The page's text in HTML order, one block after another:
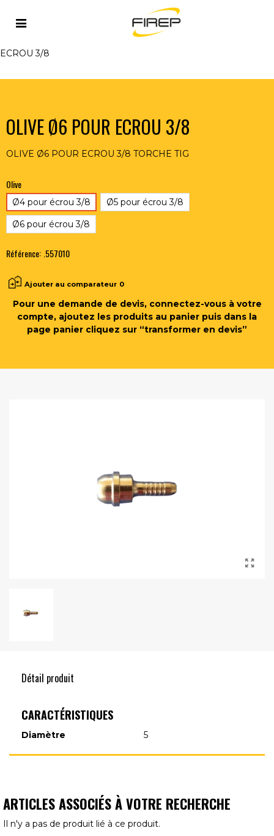
Accueil TORCHES TIG ET ACCESSOIRES
ACCESSOIRES POUR TORCHES TIG
ECROU 3/8
OLIVE Ø6 POUR ECROU 3/8
OLIVE Ø6 POUR ECROU 3/8 TORCHE TIG
Olive
Ø4 pour écrou 3/8
Ø5 pour écrou 3/8
Ø6 pour écrou 3/8
Référence: .557010
Ajouter au comparateur 0
Pour une demande de devis, connectez-vous à votre
compte, ajoutez les produits au panier puis dans la
page panier cliquez sur “transformer en devis”
Détail produit
CARACTÉRISTIQUES
Diamètre 5
ARTICLES ASSOCIÉS À VOTRE RECHERCHE
Il n'y a pas de produit lié à ce produit.